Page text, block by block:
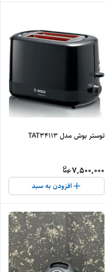
توستر بوش مدل TAT34113
7,500,000
افزودن به سبد